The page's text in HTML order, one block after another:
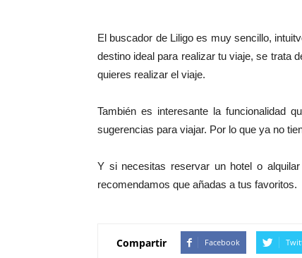
El buscador de Liligo es muy sencillo,
destino ideal para realizar tu viaje, se trata
quieres realizar el viaje.
También es interesante la funcionalidad
sugerencias para viajar. Por lo que ya no
Y si necesitas reservar un hotel o
recomendamos que añadas a tus favoritos.
Compartir Facebook